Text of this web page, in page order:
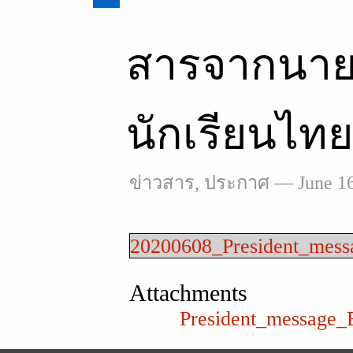
สารจากนา
นักเรียนไท
ข่าวสาร, ประกาศ— June
Attachments